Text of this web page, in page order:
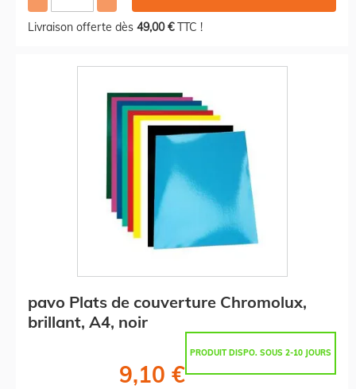
Livraison offerte dès 49,00 €TTC !
pavo Plats de couverture Chromolux,
brillant, A4, noir
PRODUIT DISPO. SOUS 2-10 JOURS
9,10 €